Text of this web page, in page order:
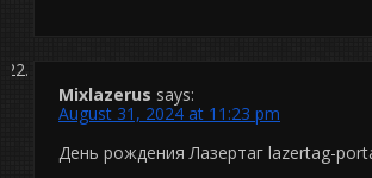
Mixlazerus says:
August 31, 2024 at 11:23 pm
День рождения Лазертаг lazertag-